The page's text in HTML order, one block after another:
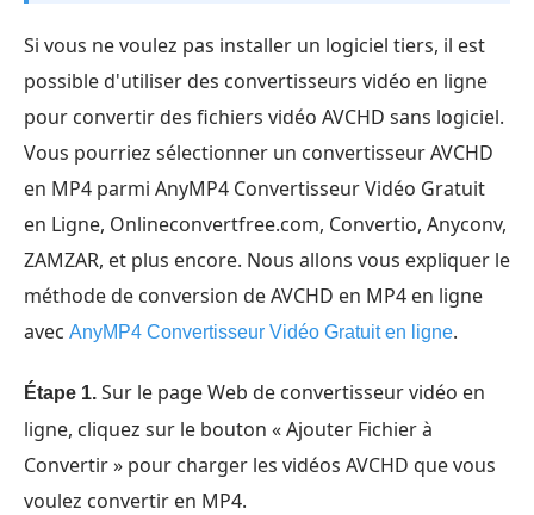
Si vous ne voulez pas installer un logiciel tiers, il est
possible d'utiliser des convertisseurs vidéo en ligne
pour convertir des fichiers vidéo AVCHD sans logiciel.
Vous pourriez sélectionner un convertisseur AVCHD
en MP4 parmi AnyMP4 Convertisseur Vidéo Gratuit
en Ligne, Onlineconvertfree.com, Convertio, Anyconv,
ZAMZAR, et plus encore. Nous allons vous expliquer le
méthode de conversion de AVCHD en MP4 en ligne
avec AnyMP4 Convertisseur Vidéo Gratuit en ligne.
Étape 1. Sur le page Web de convertisseur vidéo en
ligne, cliquez sur le bouton « Ajouter Fichier à
Convertir » pour charger les vidéos AVCHD que vous
voulez convertir en MP4.